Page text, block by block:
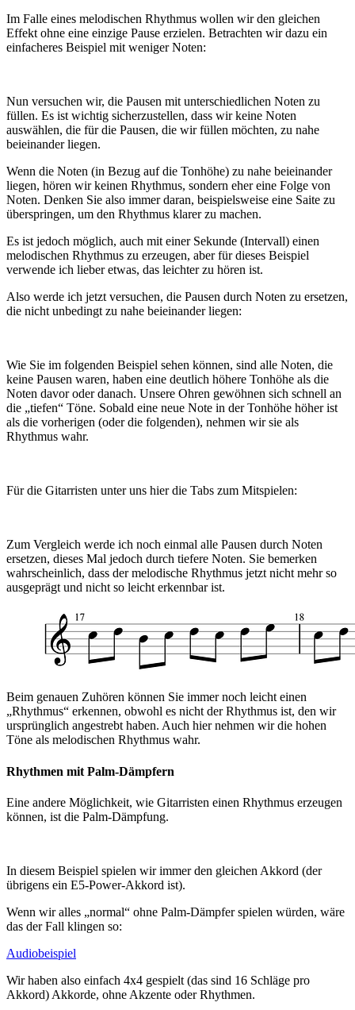
Im Falle eines melodischen Rhythmus wollen wir den gleichen
Effekt ohne eine einzige Pause erzielen. Betrachten wir dazu ein
einfacheres Beispiel mit weniger Noten:
Nun versuchen wir, die Pausen mit unterschiedlichen Noten zu
füllen. Es ist wichtig sicherzustellen, dass wir keine Noten
auswählen, die für die Pausen, die wir füllen möchten, zu nahe
beieinander liegen.
Wenn die Noten (in Bezug auf die Tonhöhe) zu nahe beieinander
liegen, hören wir keinen Rhythmus, sondern eher eine Folge von
Noten. Denken Sie also immer daran, beispielsweise eine Saite zu
überspringen, um den Rhythmus klarer zu machen.
Es ist jedoch möglich, auch mit einer Sekunde (Intervall) einen
melodischen Rhythmus zu erzeugen, aber für dieses Beispiel
verwende ich lieber etwas, das leichter zu hören ist.
Also werde ich jetzt versuchen, die Pausen durch Noten zu ersetzen,
die nicht unbedingt zu nahe beieinander liegen:
Wie Sie im folgenden Beispiel sehen können, sind alle Noten, die
keine Pausen waren, haben eine deutlich höhere Tonhöhe als die
Noten davor oder danach. Unsere Ohren gewöhnen sich schnell an
die „tiefen“ Töne. Sobald eine neue Note in der Tonhöhe höher ist
als die vorherigen (oder die folgenden), nehmen wir sie als
Rhythmus wahr.
Für die Gitarristen unter uns hier die Tabs zum Mitspielen:
Zum Vergleich werde ich noch einmal alle Pausen durch Noten
ersetzen, dieses Mal jedoch durch tiefere Noten. Sie bemerken
wahrscheinlich, dass der melodische Rhythmus jetzt nicht mehr so ​​
ausgeprägt und nicht so leicht erkennbar ist.
Beim genauen Zuhören können Sie immer noch leicht einen
„Rhythmus“ erkennen, obwohl es nicht der Rhythmus ist, den wir
ursprünglich angestrebt haben. Auch hier nehmen wir die hohen
Töne als melodischen Rhythmus wahr.
Rhythmen mit Palm-Dämpfern
Eine andere Möglichkeit, wie Gitarristen einen Rhythmus erzeugen
können, ist die Palm-Dämpfung.
In diesem Beispiel spielen wir immer den gleichen Akkord (der
übrigens ein E5-Power-Akkord ist).
Wenn wir alles „normal“ ohne Palm-Dämpfer spielen würden, wäre
das der Fall klingen so:
Audiobeispiel
Wir haben also einfach 4x4 gespielt (das sind 16 Schläge pro
Akkord) Akkorde, ohne Akzente oder Rhythmen.